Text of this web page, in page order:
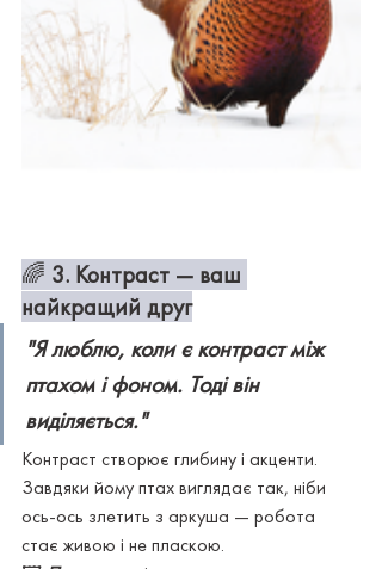
🌈 3. Контраст — ваш
найкращий друг
"Я люблю, коли є контраст між
птахом і фоном. Тоді він
виділяється."
Контраст створює глибину і акценти.
Завдяки йому птах виглядає так, ніби
ось-ось злетить з аркуша — робота
стає живою і не пласкою.